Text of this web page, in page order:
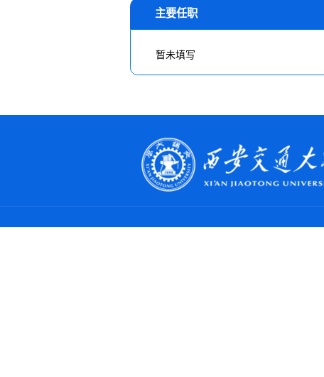
主要任职
暂未填写